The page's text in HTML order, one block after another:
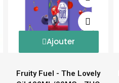
Ajouter
Fruity Fuel - The Lovely